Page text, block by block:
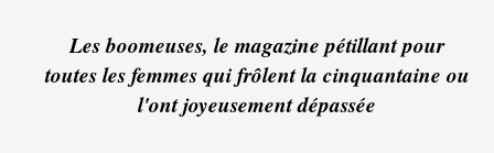
Les boomeuses, le magazine pétillant pour
toutes les femmes qui frôlent la cinquantaine ou
l'ont joyeusement dépassée